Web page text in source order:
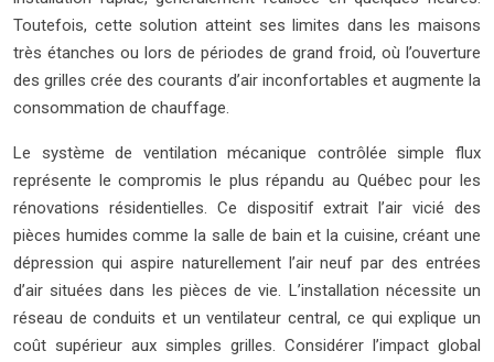
Toutefois, cette solution atteint ses limites dans les maisons
très étanches ou lors de périodes de grand froid, où l’ouverture
des grilles crée des courants d’air inconfortables et augmente la
consommation de chauffage.
Le système de ventilation mécanique contrôlée simple flux
représente le compromis le plus répandu au Québec pour les
rénovations résidentielles. Ce dispositif extrait l’air vicié des
pièces humides comme la salle de bain et la cuisine, créant une
dépression qui aspire naturellement l’air neuf par des entrées
d’air situées dans les pièces de vie. L’installation nécessite un
réseau de conduits et un ventilateur central, ce qui explique un
coût supérieur aux simples grilles. Considérer l’impact global